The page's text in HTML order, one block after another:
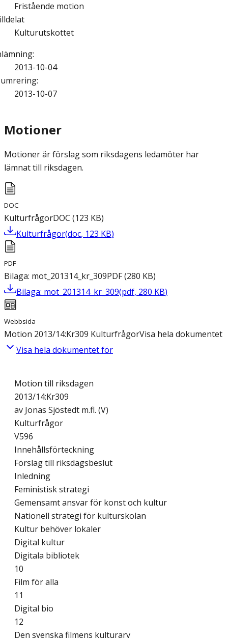
Fristående motion
Kulturutskottet
:
2013-10-04
:
2013-10-07
Motioner
Motioner är förslag som riksdagens ledamöter har
lämnat till riksdagen.
DOC
KulturfrågorDOC (123 KB)
Kulturfrågor(doc, 123 KB)
PDF
Bilaga: mot_201314_kr_309PDF(280 KB)
Bilaga: mot_201314_kr_309(pdf, 280 KB)
Webbsida
Motion 2013/14:Kr309 KulturfrågorVisa hela dokumentet
Visa hela dokumentet för
Motion till riksdagen
2013/14:Kr309
av Jonas Sjöstedt m.fl. (V)
Kulturfrågor
V596
Innehållsförteckning
Förslag till riksdagsbeslut
Inledning
Feministisk strategi
Gemensamt ansvar för konst och kultur
Nationell strategi för kulturskolan
Kultur behöver lokaler
Digital kultur
Digitala bibliotek
10
Film för alla
11
Digital bio
12
Den svenska filmens kulturarv